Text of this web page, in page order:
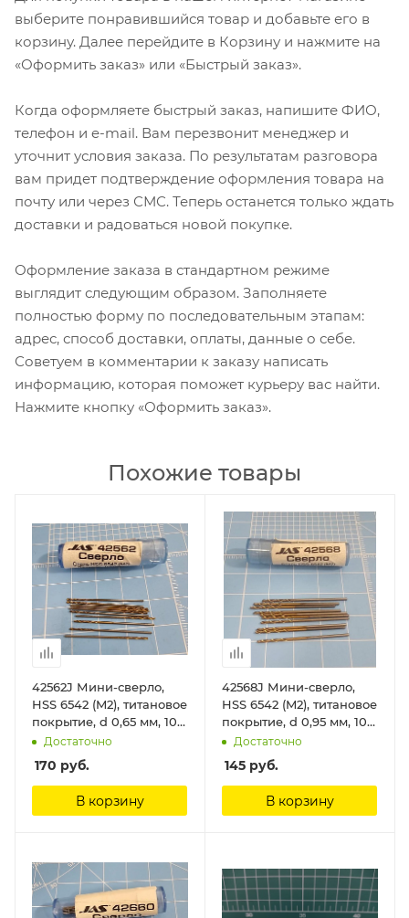
выберите понравившийся товар и добавьте его в
корзину. Далее перейдите в Корзину и нажмите на
«Оформить заказ» или «Быстрый заказ».
Когда оформляете быстрый заказ, напишите ФИО,
телефон и e-mail. Вам перезвонит менеджер и
уточнит условия заказа. По результатам разговора
вам придет подтверждение оформления товара на
почту или через СМС. Теперь останется только ждать
доставки и радоваться новой покупке.
Оформление заказа в стандартном режиме
выглядит следующим образом. Заполняете
полностью форму по последовательным этапам:
адрес, способ доставки, оплаты, данные о себе.
Советуем в комментарии к заказу написать
информацию, которая поможет курьеру вас найти.
Нажмите кнопку «Оформить заказ».
Похожие товары
42562J Мини-сверло,
HSS 6542 (M2), титановое
покрытие, d 0,65 мм, 10
шт. Jas
Достаточно
170 руб.
В корзину
42568J Мини-сверло,
HSS 6542 (M2), титановое
покрытие, d 0,95 мм, 10
шт. Jas
Достаточно
145 руб.
В корзину